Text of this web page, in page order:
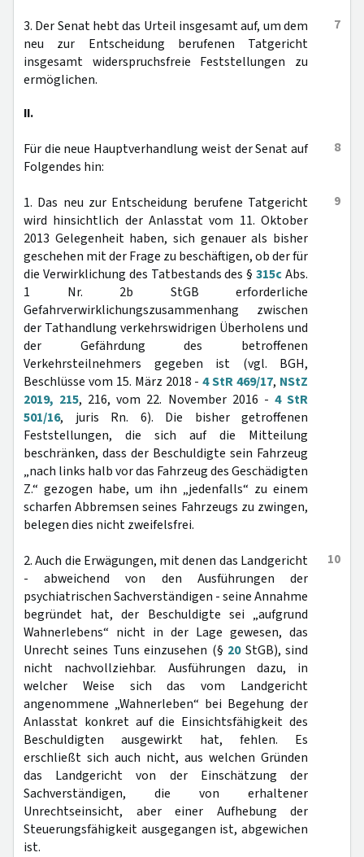
7
3. Der Senat hebt das Urteil insgesamt auf, um dem
neu zur Entscheidung berufenen Tatgericht
insgesamt widerspruchsfreie Feststellungen zu
ermöglichen.
II.
8
Für die neue Hauptverhandlung weist der Senat auf
Folgendes hin:
9
1. Das neu zur Entscheidung berufene Tatgericht
wird hinsichtlich der Anlasstat vom 11. Oktober
2013 Gelegenheit haben, sich genauer als bisher
geschehen mit der Frage zu beschäftigen, ob der für
die Verwirklichung des Tatbestands des §315cAbs.
1 Nr. 2b StGB erforderliche
Gefahrverwirklichungszusammenhang zwischen
der Tathandlung verkehrswidrigen Überholens und
der Gefährdung des betroffenen
Verkehrsteilnehmers gegeben ist (vgl. BGH,
Beschlüsse vom 15. März 2018 -4 StR 469/17, NStZ
2019, 215, 216, vom 22. November 2016 - 4 StR
501/16, juris Rn. 6). Die bisher getroffenen
Feststellungen, die sich auf die Mitteilung
beschränken, dass der Beschuldigte sein Fahrzeug
„nach links halb vor das Fahrzeug des Geschädigten
Z.“ gezogen habe, um ihn „jedenfalls“ zu einem
scharfen Abbremsen seines Fahrzeugs zu zwingen,
belegen dies nicht zweifelsfrei.
10
2. Auch die Erwägungen, mit denen das Landgericht
- abweichend von den Ausführungen der
psychiatrischen Sachverständigen - seine Annahme
begründet hat, der Beschuldigte sei „aufgrund
Wahnerlebens“ nicht in der Lage gewesen, das
Unrecht seines Tuns einzusehen (§ 20StGB), sind
nicht nachvollziehbar. Ausführungen dazu, in
welcher Weise sich das vom Landgericht
angenommene „Wahnerleben“ bei Begehung der
Anlasstat konkret auf die Einsichtsfähigkeit des
Beschuldigten ausgewirkt hat, fehlen. Es
erschließt sich auch nicht, aus welchen Gründen
das Landgericht von der Einschätzung der
Sachverständigen, die von erhaltener
Unrechtseinsicht, aber einer Aufhebung der
Steuerungsfähigkeit ausgegangen ist, abgewichen
ist.